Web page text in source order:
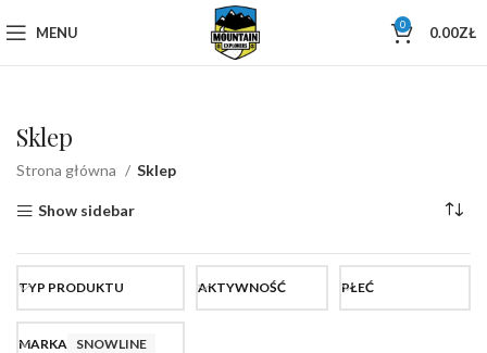
MENU 0 0.00ZŁ
Sklep
Strona główna Sklep
Show sidebar
TYP PRODUKTU AKTYWNOŚĆ PŁEĆ
MARKA SNOWLINE